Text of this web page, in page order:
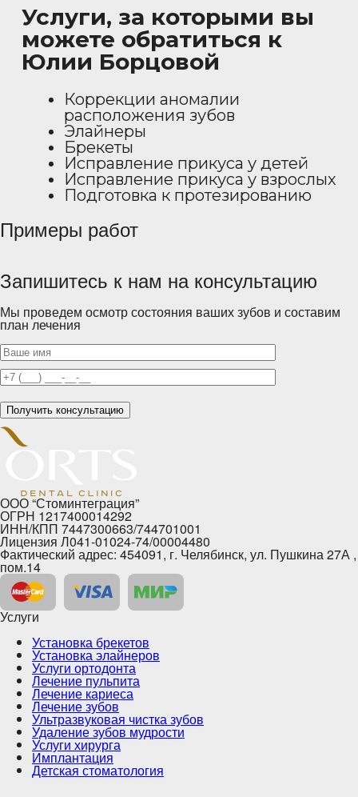
Услуги, за которыми вы
можете обратиться к
Юлии Борцовой
Коррекции аномалии
расположения зубов
Элайнеры
Брекеты
Исправление прикуса у детей
Исправление прикуса у взрослых
Подготовка к протезированию
Примеры работ
Запишитесь к нам на консультацию
Мы проведем осмотр состояния ваших зубов и составим
план лечения
ООО “Стоминтеграция”
ОГРН 1217400014292
ИНН/КПП 7447300663/744701001
Лицензия Л041-01024-74/00004480
Фактический адрес: 454091, г. Челябинск, ул. Пушкина 27А ,
пом.14
Услуги
Установка брекетов
Установка элайнеров
Услуги ортодонта
Лечение пульпита
Лечение кариеса
Лечение зубов
Ультразвуковая чистка зубов
Удаление зубов мудрости
Услуги хирурга
Имплантация
Детская стоматология